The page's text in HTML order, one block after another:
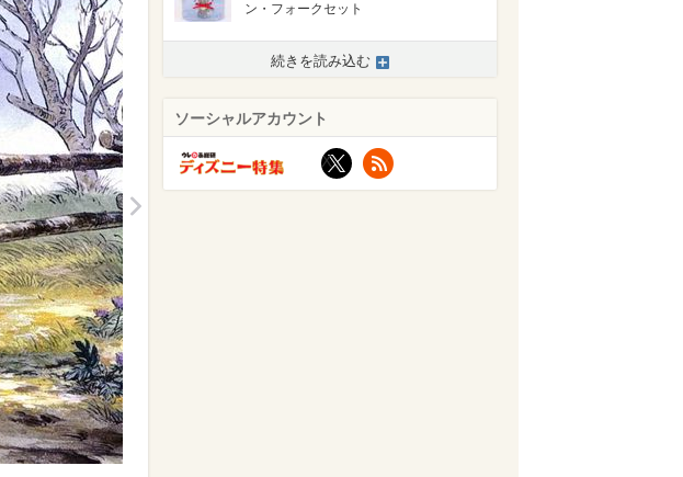
ン・フォークセット
続きを読み込む
ソーシャルアカウント
X